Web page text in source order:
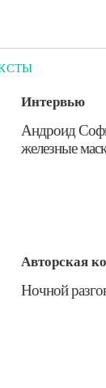
Интервью
​Андроид
железные
Авторская
​Ночной